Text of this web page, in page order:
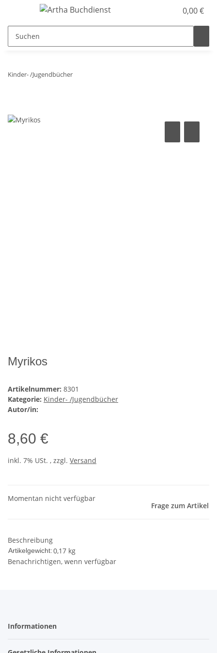
0,00 €
Kinder- /Jugendbücher
Myrikos
Artikelnummer: 8301
Kategorie: Kinder- /Jugendbücher
Autor/in:
8,60 €
inkl. 7% USt. , zzgl. Versand
Momentan nicht verfügbar
Frage zum Artikel
Beschreibung
Artikelgewicht:0,17 kg
Benachrichtigen, wenn verfügbar
Informationen